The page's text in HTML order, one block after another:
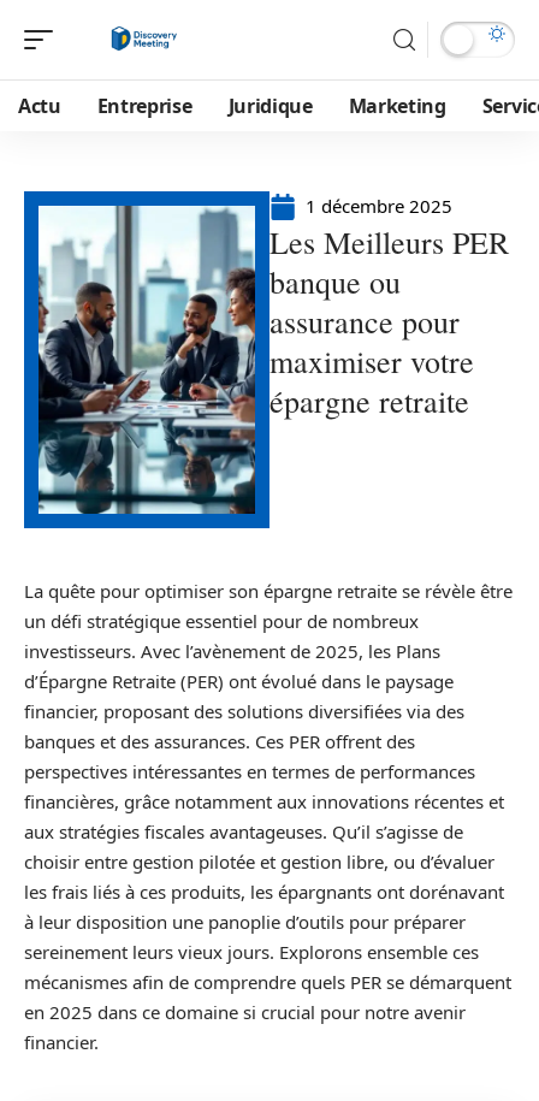
Actu Entreprise Juridique Marketing
1 décembre 2025
Les Meilleurs PER
banque ou
assurance pour
maximiser votre
épargne retraite
La quête pour optimiser son épargne retraite se révèle être
un défi stratégique essentiel pour de nombreux
investisseurs. Avec l’avènement de 2025, les Plans
d’Épargne Retraite (PER) ont évolué dans le paysage
financier, proposant des solutions diversifiées via des
banques et des assurances. Ces PER offrent des
perspectives intéressantes en termes de performances
financières, grâce notamment aux innovations récentes et
aux stratégies fiscales avantageuses. Qu’il s’agisse de
choisir entre gestion pilotée et gestion libre, ou d’évaluer
les frais liés à ces produits, les épargnants ont dorénavant
à leur disposition une panoplie d’outils pour préparer
sereinement leurs vieux jours. Explorons ensemble ces
mécanismes afin de comprendre quels PER se démarquent
en 2025 dans ce domaine si crucial pour notre avenir
financier.